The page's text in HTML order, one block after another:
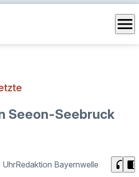
menu
Seeon-Seebruck
UhrRedaktion Bayernwelle headphones chrome_reader_mode